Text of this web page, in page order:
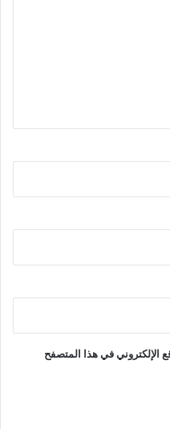
الإلكتروني في هذا المتصفح